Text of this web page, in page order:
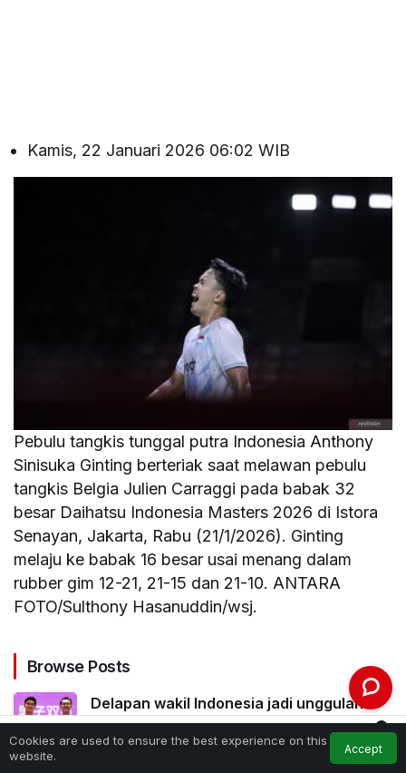
Kamis, 22 Januari 2026 06:02 WIB
Pebulu tangkis tunggal putra Indonesia Anthony
Sinisuka Ginting berteriak saat melawan pebulu
tangkis Belgia Julien Carraggi pada babak 32
besar Daihatsu Indonesia Masters 2026 di Istora
Senayan, Jakarta, Rabu (21/1/2026). Ginting
melaju ke babak 16 besar usai menang dalam
rubber gim 12-21, 21-15 dan 21-10. ANTARA
FOTO/Sulthony Hasanuddin/wsj.
Browse Posts
Delapan wakil Indonesia jadi unggulan
Kejuaraan Dunia BWF 2026
Cookies are used to ensure the best experience on this
website.
Accept
Home Notifications